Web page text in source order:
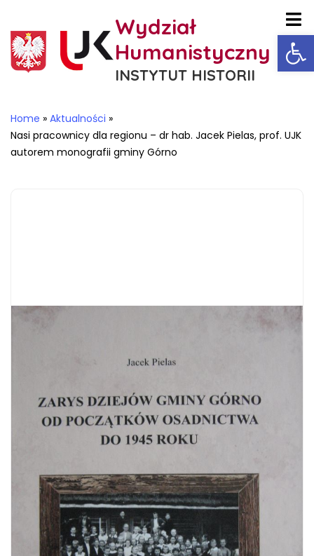
Wydział
Humanistyczny
INSTYTUT HISTORII
Home » Aktualności »
Nasi pracownicy dla regionu – dr hab. Jacek Pielas, prof. UJK
autorem monografii gminy Górno